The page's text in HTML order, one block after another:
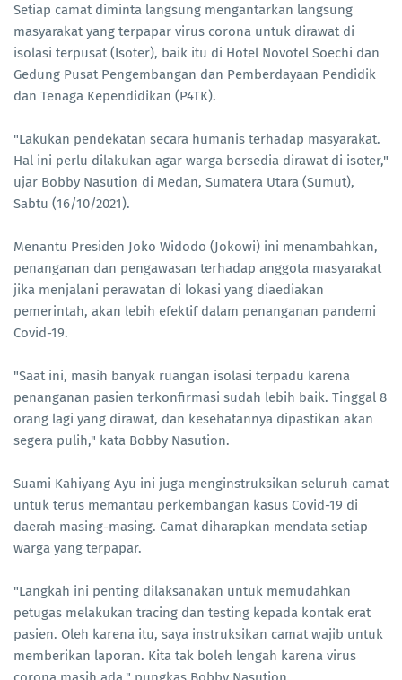
Setiap camat diminta langsung mengantarkan langsung
masyarakat yang terpapar virus corona untuk dirawat di
isolasi terpusat (Isoter), baik itu di Hotel Novotel Soechi dan
Gedung Pusat Pengembangan dan Pemberdayaan Pendidik
dan Tenaga Kependidikan (P4TK).
"Lakukan pendekatan secara humanis terhadap masyarakat.
Hal ini perlu dilakukan agar warga bersedia dirawat di isoter,"
ujar Bobby Nasution di Medan, Sumatera Utara (Sumut),
Sabtu (16/10/2021).
Menantu Presiden Joko Widodo (Jokowi) ini menambahkan,
penanganan dan pengawasan terhadap anggota masyarakat
jika menjalani perawatan di lokasi yang diaediakan
pemerintah, akan lebih efektif dalam penanganan pandemi
Covid-19.
"Saat ini, masih banyak ruangan isolasi terpadu karena
penanganan pasien terkonfirmasi sudah lebih baik. Tinggal 8
orang lagi yang dirawat, dan kesehatannya dipastikan akan
segera pulih," kata Bobby Nasution.
Suami Kahiyang Ayu ini juga menginstruksikan seluruh camat
untuk terus memantau perkembangan kasus Covid-19 di
daerah masing-masing. Camat diharapkan mendata setiap
warga yang terpapar.
"Langkah ini penting dilaksanakan untuk memudahkan
petugas melakukan tracing dan testing kepada kontak erat
pasien. Oleh karena itu, saya instruksikan camat wajib untuk
memberikan laporan. Kita tak boleh lengah karena virus